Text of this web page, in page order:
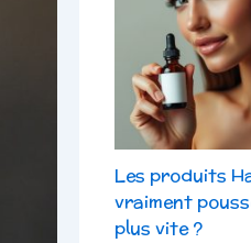
Les produits
vraiment
plus vite ?